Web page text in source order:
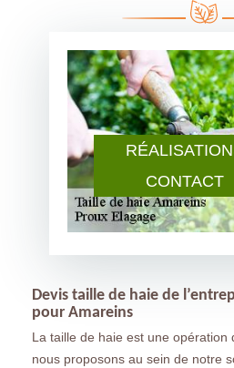
CONTACT
Devis taille de haie de
pour Amareins
La taille de haie est une opération
nous proposons au sein de notre